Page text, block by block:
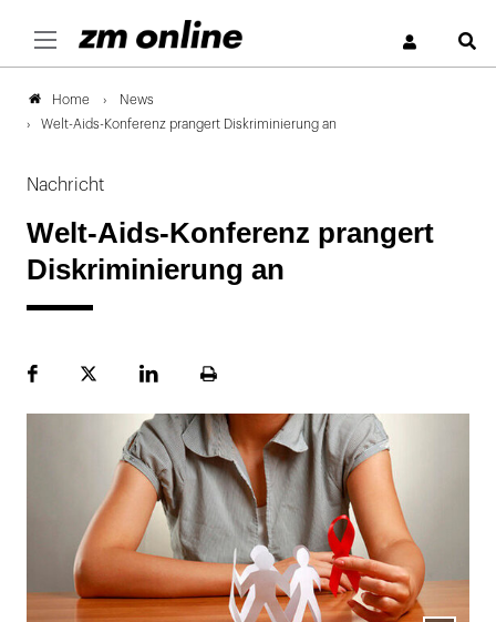
Home
News
Welt-Aids-Konferenz prangert Diskriminierung an
Nachricht
Welt-Aids-Konferenz prangert
Diskriminierung an
FacebookPlattformLinekdInSeite